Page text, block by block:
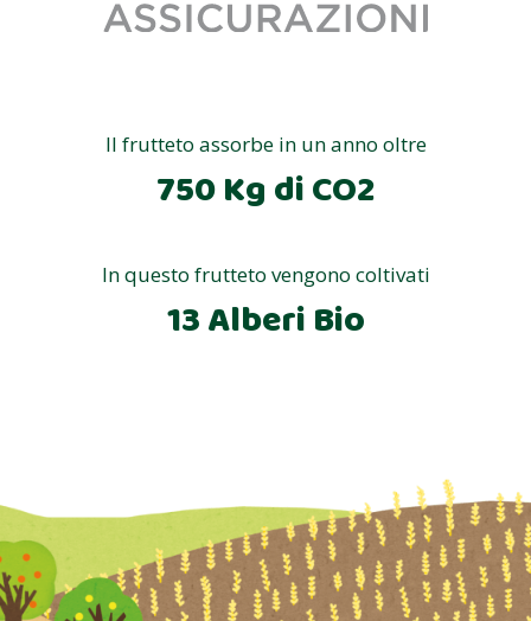
Il frutteto assorbe in un anno oltre
750 Kg di CO2
In questo frutteto vengono coltivati
13 Alberi Bio